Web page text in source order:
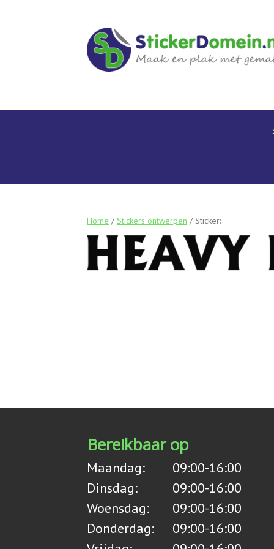
Home /Stickers ontwerpen / Sticker:
Bereikbaar op
Maandag:
09:00-16:00
Dinsdag:
09:00-16:00
Woensdag:
09:00-16:00
Donderdag:
09:00-16:00